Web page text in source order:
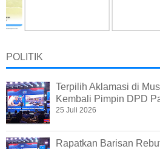
POLITIK
Terpilih Aklamasi di
Kembali Pimpin DPD
25 Juli 2026
Rapatkan Barisan